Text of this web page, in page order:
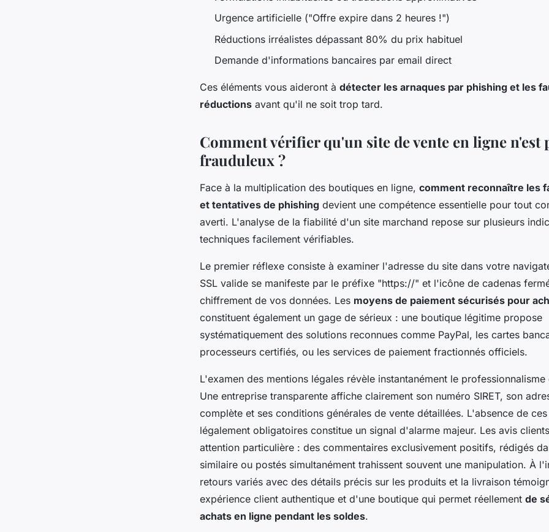
Urgence artificielle ("Offre expire dans 2 heures !")
Réductions irréalistes dépassant 80% du prix habituel
Demande d'informations bancaires par email direct
Ces éléments vous aideront à détecter les arnaques par phishing et les
réductions avant qu'il ne soit trop tard.
Comment vérifier qu'un site de vente en ligne n'est
frauduleux ?
Face à la multiplication des boutiques en ligne, comment reconnaître les
et tentatives de phishing devient une compétence essentielle pour tout
averti. L'analyse de la fiabilité d'un site marchand repose sur plusieurs
techniques facilement vérifiables.
Le premier réflexe consiste à examiner l'adresse du site dans votre
SSL valide se manifeste par le préfixe "https://" et l'icône de cadenas
chiffrement de vos données. Les moyens de paiement sécurisés pour
constituent également un gage de sérieux : une boutique légitime propose
systématiquement des solutions reconnues comme PayPal, les cartes
processeurs certifiés, ou les services de paiement fractionnés officiels.
L'examen des mentions légales révèle instantanément le professionnalisme
Une entreprise transparente affiche clairement son numéro SIRET, son
complète et ses conditions générales de vente détaillées. L'absence de
légalement obligatoires constitue un signal d'alarme majeur. Les avis
attention particulière : des commentaires exclusivement positifs, rédigés
similaire ou postés simultanément trahissent souvent une manipulation. À
retours variés avec des détails précis sur les produits et la livraison
expérience client authentique et d'une boutique qui permet réellement de
achats en ligne pendant les soldes.